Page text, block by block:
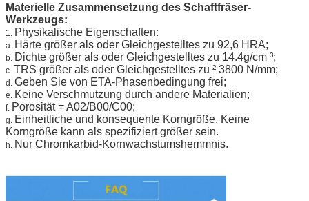
Materielle Zusammensetzung des Schaftfräser-
Werkzeugs:
1. Physikalische Eigenschaften:
a. Härte größer als oder Gleichgestelltes zu 92,6 HRA;
b. Dichte größer als oder Gleichgestelltes zu 14.4g/cm ³;
c. TRS größer als oder Gleichgestelltes zu ² 3800 N/mm;
d. Geben Sie von ETA-Phasenbedingung frei;
e. Keine Verschmutzung durch andere Materialien;
f. Porosität = A02/B00/C00;
g.
Einheitliche und konsequente Korngröße. Keine
Korngröße kann als spezifiziert größer sein.
h. Nur Chromkarbid-Kornwachstumshemmnis.